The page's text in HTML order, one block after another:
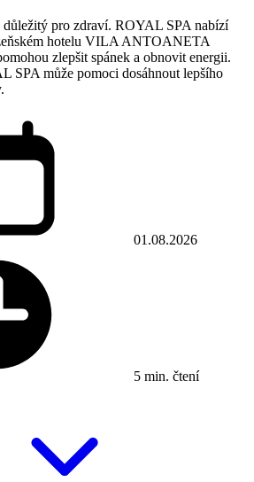
pro zdraví. ROYAL SPA nabízí
hotelu VILA ANTOANETA
zlepšit spánek a obnovit energii.
SPA může pomoci dosáhnout lepšího
01.08.2026
5 min. čtení